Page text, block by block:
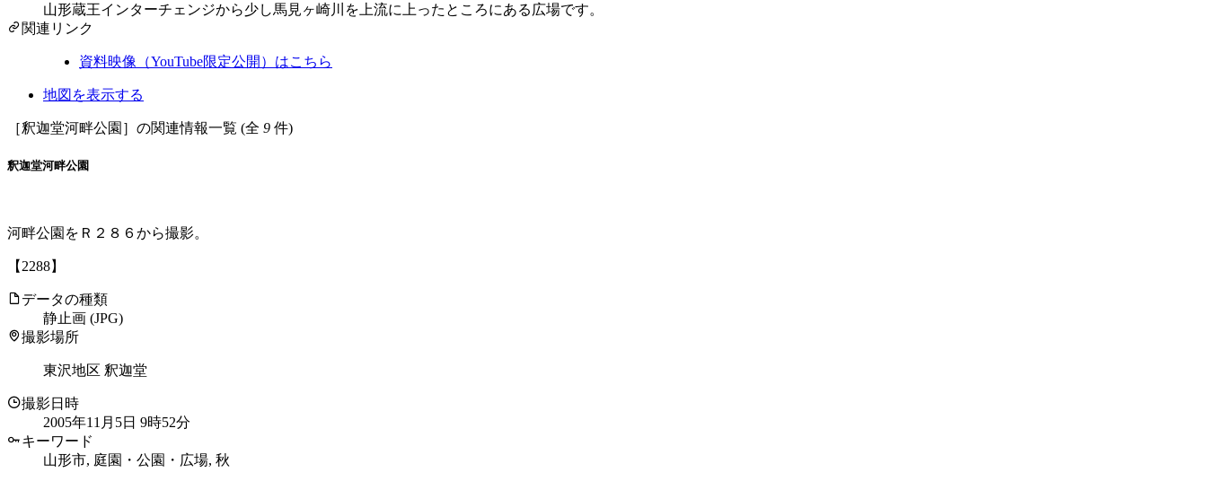
山形蔵王インターチェンジから少し馬見ヶ崎川を上流に上ったところにある広場です。
関連リンク
資料映像（YouTube限定公開）はこちら
地図を表示する
［釈迦堂河畔公園］の関連情報一覧 (全 9 件)
釈迦堂河畔公園
河畔公園をＲ２８６から撮影。
【2288】
データの種類
静止画 (JPG)
撮影場所
東沢地区 釈迦堂
撮影日時
2005年11月5日 9時52分
キーワード
山形市, 庭園・公園・広場, 秋